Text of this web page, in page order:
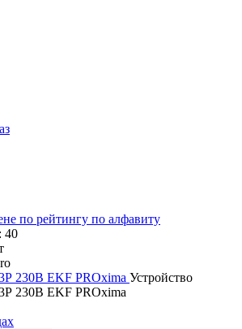
по рейтингу по алфавиту
40
230В EKF PROxima Устройство
230В EKF PROxima